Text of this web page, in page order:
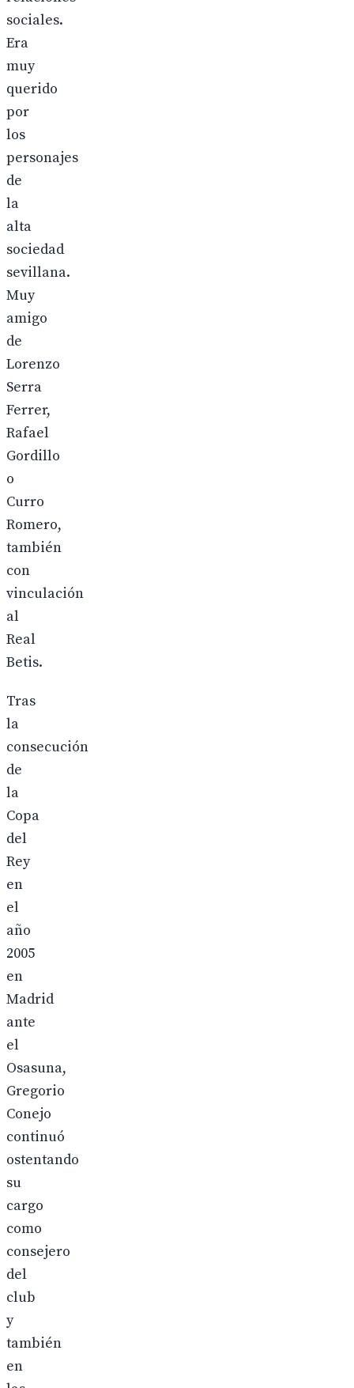
sociales.
Era
muy
querido
por
los
personajes
de
la
alta
sociedad
sevillana.
Muy
amigo
de
Lorenzo
Serra
Ferrer,
Rafael
Gordillo
o
Curro
Romero,
también
con
vinculación
al
Real
Betis.
Tras
la
consecución
de
la
Copa
del
Rey
en
el
año
2005
en
Madrid
ante
el
Osasuna,
Gregorio
Conejo
continuó
ostentando
su
cargo
como
consejero
del
club
y
también
en